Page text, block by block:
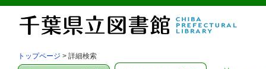
トップページ > 詳細検索